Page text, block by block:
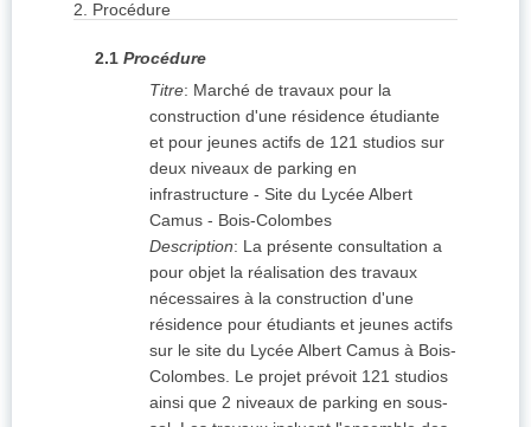
2. Procédure
2.1 Procédure
Titre: Marché de travaux pour la
construction d'une résidence étudiante
et pour jeunes actifs de 121 studios sur
deux niveaux de parking en
infrastructure - Site du Lycée Albert
Camus - Bois-Colombes
Description: La présente consultation a
pour objet la réalisation des travaux
nécessaires à la construction d'une
résidence pour étudiants et jeunes actifs
sur le site du Lycée Albert Camus à Bois-
Colombes. Le projet prévoit 121 studios
ainsi que 2 niveaux de parking en sous-